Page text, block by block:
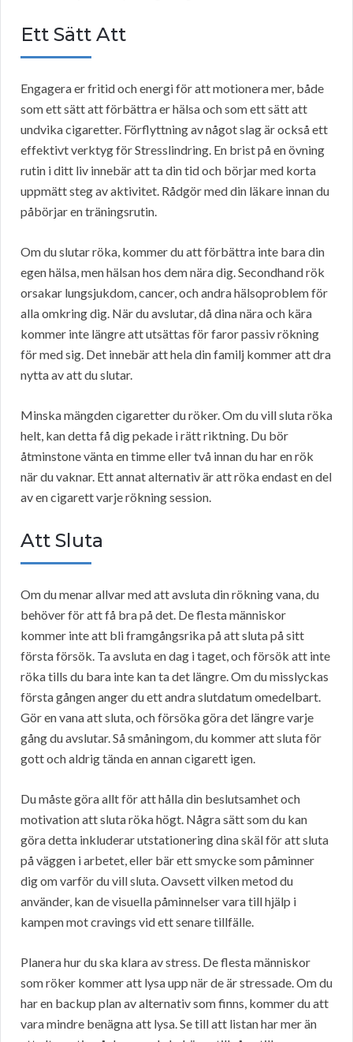
Ett Sätt Att
Engagera er fritid och energi för att motionera mer, både
som ett sätt att förbättra er hälsa och som ett sätt att
undvika cigaretter. Förflyttning av något slag är också ett
effektivt verktyg för Stresslindring. En brist på en övning
rutin i ditt liv innebär att ta din tid och börjar med korta
uppmätt steg av aktivitet. Rådgör med din läkare innan du
påbörjar en träningsrutin.
Om du slutar röka, kommer du att förbättra inte bara din
egen hälsa, men hälsan hos dem nära dig. Secondhand rök
orsakar lungsjukdom, cancer, och andra hälsoproblem för
alla omkring dig. När du avslutar, då dina nära och kära
kommer inte längre att utsättas för faror passiv rökning
för med sig. Det innebär att hela din familj kommer att dra
nytta av att du slutar.
Minska mängden cigaretter du röker. Om du vill sluta röka
helt, kan detta få dig pekade i rätt riktning. Du bör
åtminstone vänta en timme eller två innan du har en rök
när du vaknar. Ett annat alternativ är att röka endast en del
av en cigarett varje rökning session.
Att Sluta
Om du menar allvar med att avsluta din rökning vana, du
behöver för att få bra på det. De flesta människor
kommer inte att bli framgångsrika på att sluta på sitt
första försök. Ta avsluta en dag i taget, och försök att inte
röka tills du bara inte kan ta det längre. Om du misslyckas
första gången anger du ett andra slutdatum omedelbart.
Gör en vana att sluta, och försöka göra det längre varje
gång du avslutar. Så småningom, du kommer att sluta för
gott och aldrig tända en annan cigarett igen.
Du måste göra allt för att hålla din beslutsamhet och
motivation att sluta röka högt. Några sätt som du kan
göra detta inkluderar utstationering dina skäl för att sluta
på väggen i arbetet, eller bär ett smycke som påminner
dig om varför du vill sluta. Oavsett vilken metod du
använder, kan de visuella påminnelser vara till hjälp i
kampen mot cravings vid ett senare tillfälle.
Planera hur du ska klara av stress. De flesta människor
som röker kommer att lysa upp när de är stressade. Om du
har en backup plan av alternativ som finns, kommer du att
vara mindre benägna att lysa. Se till att listan har mer än